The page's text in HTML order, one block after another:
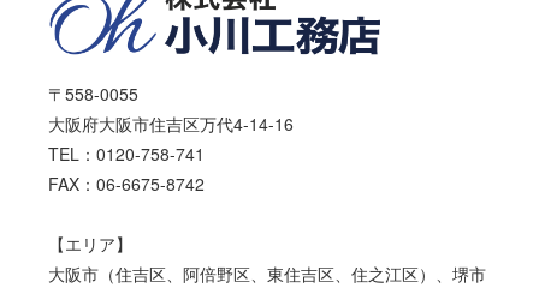
〒558-0055
大阪府大阪市住吉区万代4-14-16
TEL：0120-758-741
FAX：06-6675-8742
【エリア】
大阪市（住吉区、阿倍野区、東住吉区、住之江区）、堺市